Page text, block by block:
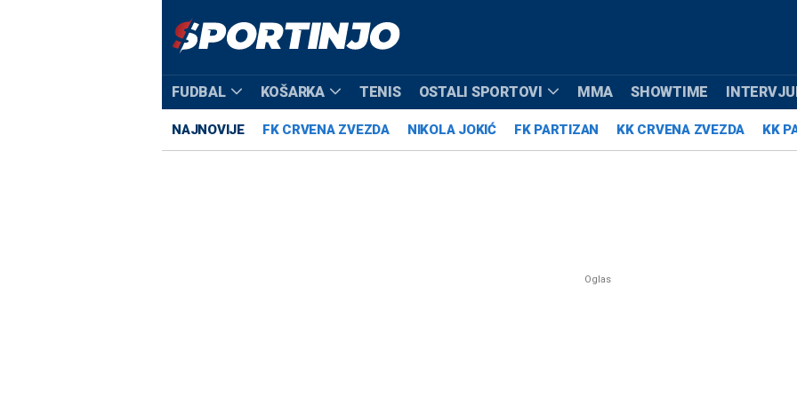
FUDBAL KOŠARKA TENIS OSTALI SPORTOVI MMA SHOWTIME
NAJNOVIJE FK CRVENA ZVEZDA NIKOLA JOKIĆ FK PARTIZAN KK CRVENA ZVEZDA KK